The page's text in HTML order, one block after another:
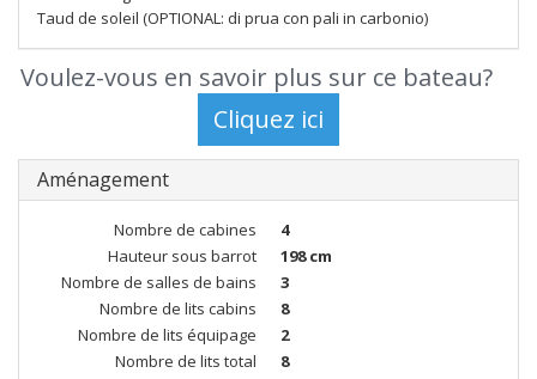
Taud de soleil (OPTIONAL: di prua con pali in carbonio)
Voulez-vous en savoir plus sur ce bateau?
Aménagement
Nombre de cabines
4
Hauteur sous barrot
198 cm
Nombre de salles de bains
3
Nombre de lits cabins
8
Nombre de lits équipage
2
Nombre de lits total
8